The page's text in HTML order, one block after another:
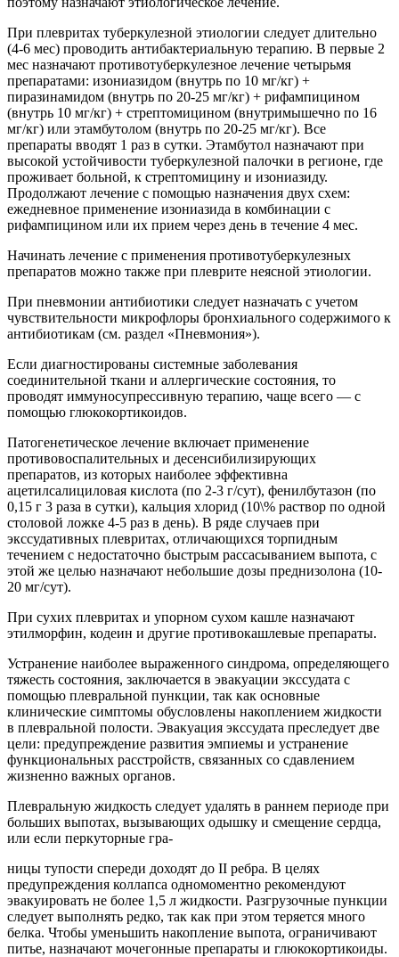
При плевритах туберкулезной этиологии следует длительно
(4-6 мес) проводить антибактериальную терапию. В первые 2
мес назначают противотуберкулезное лечение четырьмя
препаратами: изониазидом (внутрь по 10 мг/кг) +
пиразинамидом (внутрь по 20-25 мг/кг) + рифампицином
(внутрь 10 мг/кг) + стрептомицином (внутримышечно по 16
мг/кг) или этамбутолом (внутрь по 20-25 мг/кг). Все
препараты вводят 1 раз в сутки. Этамбутол назначают при
высокой устойчивости туберкулезной палочки в регионе, где
проживает больной, к стрептомицину и изониазиду.
Продолжают лечение с помощью назначения двух схем:
ежедневное применение изониазида в комбинации с
рифампицином или их прием через день в течение 4 мес.
Начинать лечение с применения противотуберкулезных
препаратов можно также при плеврите неясной этиологии.
При пневмонии антибиотики следует назначать с учетом
чувствительности микрофлоры бронхиального содержимого к
антибиотикам (см. раздел «Пневмония»).
Если диагностированы системные заболевания
соединительной ткани и аллергические состояния, то
проводят иммуносупрессивную терапию, чаще всего — с
помощью глюкокортикоидов.
Патогенетическое лечение включает применение
противовоспалительных и десенсибилизирующих
препаратов, из которых наиболее эффективна
ацетилсалициловая кислота (по 2-3 г/сут), фенилбутазон (по
0,15 г 3 раза в сутки), кальция хлорид (10\% раствор по одной
столовой ложке 4-5 раз в день). В ряде случаев при
экссудативных плевритах, отличающихся торпидным
течением с недостаточно быстрым рассасыванием выпота, с
этой же целью назначают небольшие дозы преднизолона (10-
20 мг/сут).
При сухих плевритах и упорном сухом кашле назначают
этилморфин, кодеин и другие противокашлевые препараты.
Устранение наиболее выраженного синдрома, определяющего
тяжесть состояния, заключается в эвакуации экссудата с
помощью плевральной пункции, так как основные
клинические симптомы обусловлены накоплением жидкости
в плевральной полости. Эвакуация экссудата преследует две
цели: предупреждение развития эмпиемы и устранение
функциональных расстройств, связанных со сдавлением
жизненно важных органов.
Плевральную жидкость следует удалять в раннем периоде при
больших выпотах, вызывающих одышку и смещение сердца,
или если перкуторные гра-
ницы тупости спереди доходят до II ребра. В целях
предупреждения коллапса одномоментно рекомендуют
эвакуировать не более 1,5 л жидкости. Разгрузочные пункции
следует выполнять редко, так как при этом теряется много
белка. Чтобы уменьшить накопление выпота, ограничивают
питье, назначают мочегонные препараты и глюкокортикоиды.